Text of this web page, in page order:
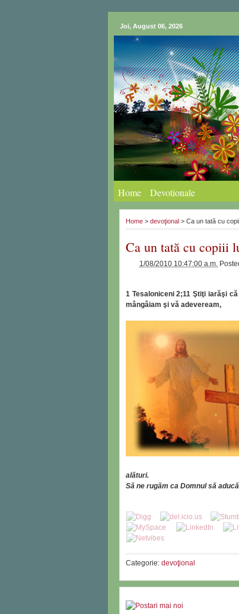
Joi, August 06, 2026
Home Devotionale
Home > devoţional > Ca un tată cu
Ca un tată cu copiii
1/08/2010 10:47:00 a.m.
1 Tesaloniceni 2;11 Ştiţi iarăşi
mângâiam şi vă adeveream,
alături.
Să ne rugăm ca Domnul să
Categorie: devoţional